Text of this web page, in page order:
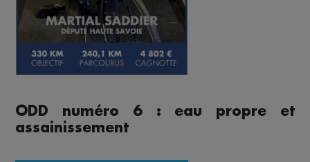
ODD numéro 6 : eau propre et
assainissement